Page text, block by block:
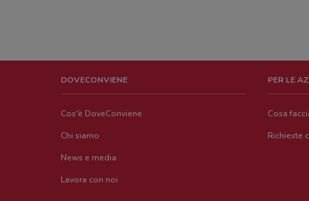
DOVECONVIENE
Cos'è DoveConviene
Chi siamo
News e media
Lavora con noi
PER LE
Cosa
Richieste